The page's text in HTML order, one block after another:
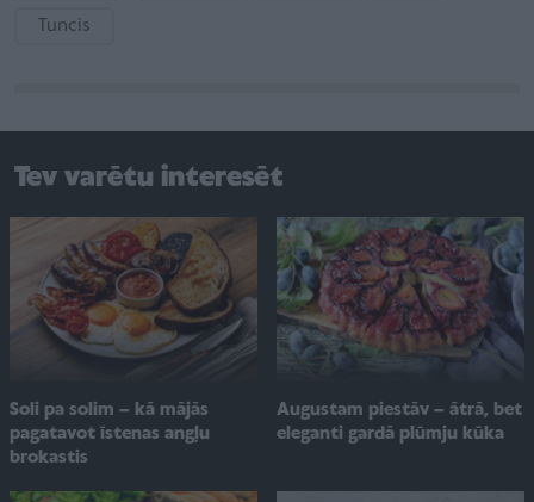
Tuncis
Tev varētu interesēt
Soli pa solim – kā mājās
pagatavot īstenas angļu
brokastis
Augustam piestāv – ātrā, bet
eleganti gardā plūmju kūka